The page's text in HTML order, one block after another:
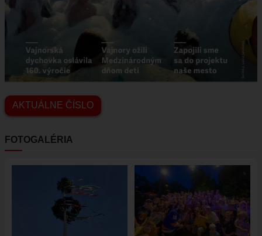
AKTUÁLNE ČÍSLO
FOTOGALÉRIA
Obrázok